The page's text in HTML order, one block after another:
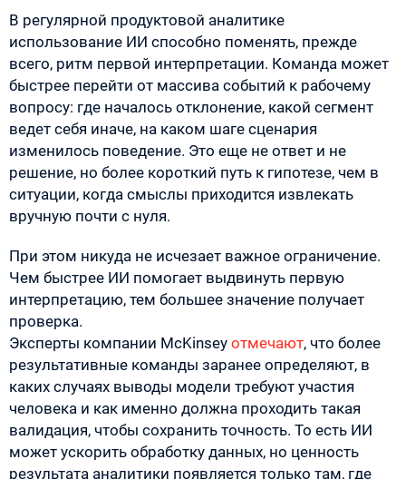
В регулярной продуктовой аналитике
использование ИИ способно поменять, прежде
всего, ритм первой интерпретации. Команда может
быстрее перейти от массива событий к рабочему
вопросу: где началось отклонение, какой сегмент
ведет себя иначе, на каком шаге сценария
изменилось поведение. Это еще не ответ и не
решение, но более короткий путь к гипотезе, чем в
ситуации, когда смыслы приходится извлекать
вручную почти с нуля.
При этом никуда не исчезает важное ограничение.
Чем быстрее ИИ помогает выдвинуть первую
интерпретацию, тем большее значение получает
проверка.
Эксперты компании McKinsey отмечают, что более
результативные команды заранее определяют, в
каких случаях выводы модели требуют участия
человека и как именно должна проходить такая
валидация, чтобы сохранить точность. То есть ИИ
может ускорить обработку данных, но ценность
результата аналитики появляется только там, где